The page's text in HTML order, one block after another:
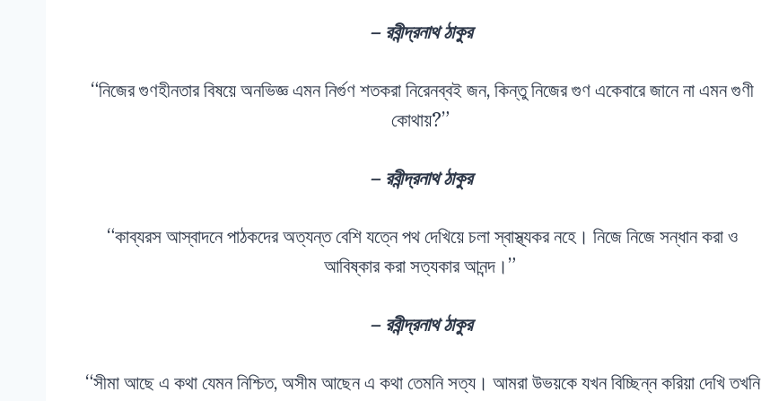
– রবীন্দ্রনাথ ঠাকুর
“নিজের গুণহীনতার বিষয়ে অনভিজ্ঞ এমন নির্গুণ শতকরা নিরেনব্বই জন, কিন্তু নিজের গুণ একেবারে জানে না এমন গুণী
কোথায়?”
– রবীন্দ্রনাথ ঠাকুর
“কাব্যরস আস্বাদনে পাঠকদের অত্যন্ত বেশি যত্নে পথ দেখিয়ে চলা স্বাস্থ্যকর নহে। নিজে নিজে সন্ধান করা ও
আবিষ্কার করা সত্যকার আনন্দ।”
– রবীন্দ্রনাথ ঠাকুর
“সীমা আছে এ কথা যেমন নিশ্চিত, অসীম আছেন এ কথা তেমনি সত্য। আমরা উভয়কে যখন বিচ্ছিন্ন করিয়া দেখি তখনি